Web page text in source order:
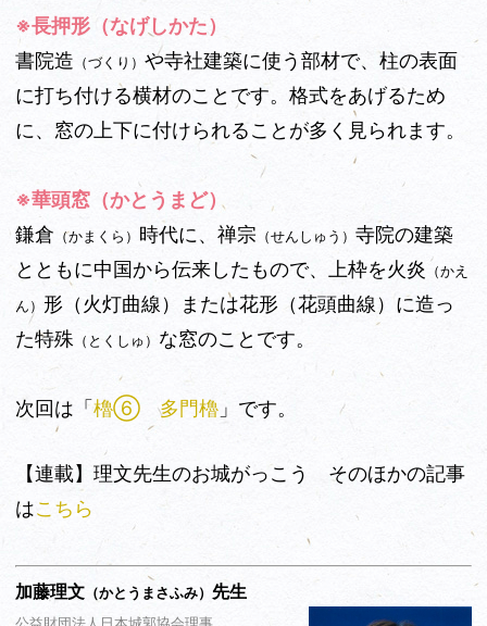
※長押形（なげしかた）
書院造 （づくり） や寺社建築に使う部材で、柱の表面
に打ち付ける横材のことです。格式をあげるため
に、窓の上下に付けられることが多く見られます。
※華頭窓（かとうまど）
鎌倉 （かまくら） 時代に、禅宗 （せんしゅう） 寺院の建築
とともに中国から伝来したもので、上枠を火炎 （かえ
ん） 形（火灯曲線）または花形（花頭曲線）に造っ
た特殊 （とくしゅ） な窓のことです。
次回は「櫓⑥ 多門櫓 」です。
【連載】理文先生のお城がっこう そのほかの記事
はこちら
加藤理文 （かとうまさふみ） 先生